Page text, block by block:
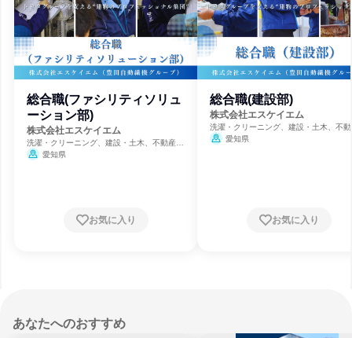
総合職(ファシリティソリュ
ーション部)
株式会社エスケイエム
洗濯・クリーニング、建設・土木、不動産管
理
愛知県
お気に入り
総合職(建設部)
株式会社エスケイエム
洗濯・クリーニング、建設・土木、不
理
愛知県
お気に入り
あなたへのおすすめ